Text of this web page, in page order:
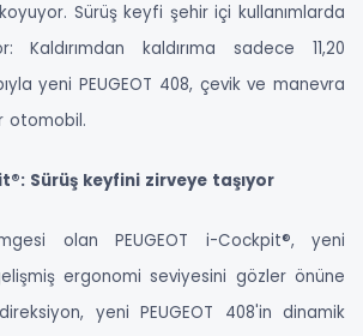
Sürüş keyfi şehir içi kullanımlarda
kaldırıma sadece 11,20
yeni PEUGEOT 408, çevik ve manevra
otomobil.
Sürüş keyfini zirveye taşıyor
olan PEUGEOT i-Cockpit®, yeni
ergonomi seviyesini gözler önüne
yeni PEUGEOT 408'in dinamik